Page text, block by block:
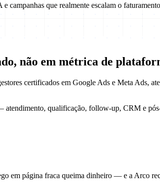
campanhas que realmente escalam o
, não em métrica de
certificados em Google Ads e Meta Ads,
atendimento, qualificação, follow-up, CRM e
em página fraca queima dinheiro — e a Arco